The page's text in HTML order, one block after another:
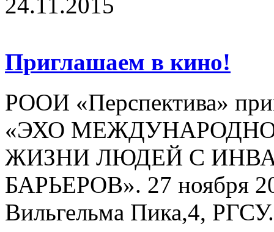
24.11.2015
Приглашаем в кино!
РООИ «Перспектива»
«ЭХО
ЖИЗНИ ЛЮДЕЙ С
БАРЬЕРОВ». 27 ноября
Вильгельма Пика,4,